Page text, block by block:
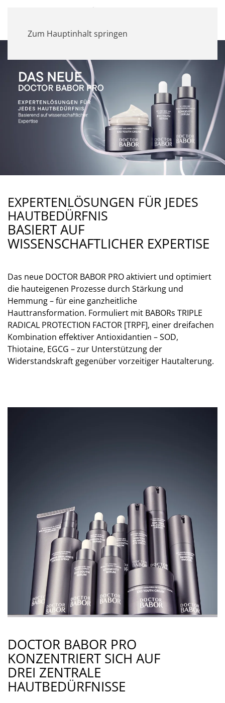
Zum Hauptinhalt springen
EXPERTENLÖSUNGEN FÜR JEDES
HAUTBEDÜRFNIS
BASIERT AUF
WISSENSCHAFTLICHER EXPERTISE
Das neue DOCTOR BABOR PRO aktiviert und optimiert
die hauteigenen Prozesse durch Stärkung und
Hemmung – für eine ganzheitliche
Hauttransformation. Formuliert mit BABORs TRIPLE
RADICAL PROTECTION FACTOR [TRPF], einer dreifachen
Kombination effektiver Antioxidantien – SOD,
Thiotaine, EGCG – zur Unterstützung der
Widerstandskraft gegenüber vorzeitiger Hautalterung.
DOCTOR BABOR PRO
KONZENTRIERT SICH AUF
DREI ZENTRALE
HAUTBEDÜRFNISSE